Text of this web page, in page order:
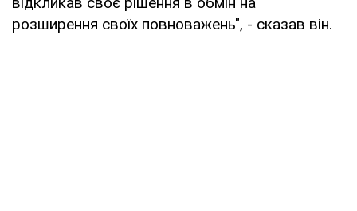
розширення своїх повноважень", - сказав він.